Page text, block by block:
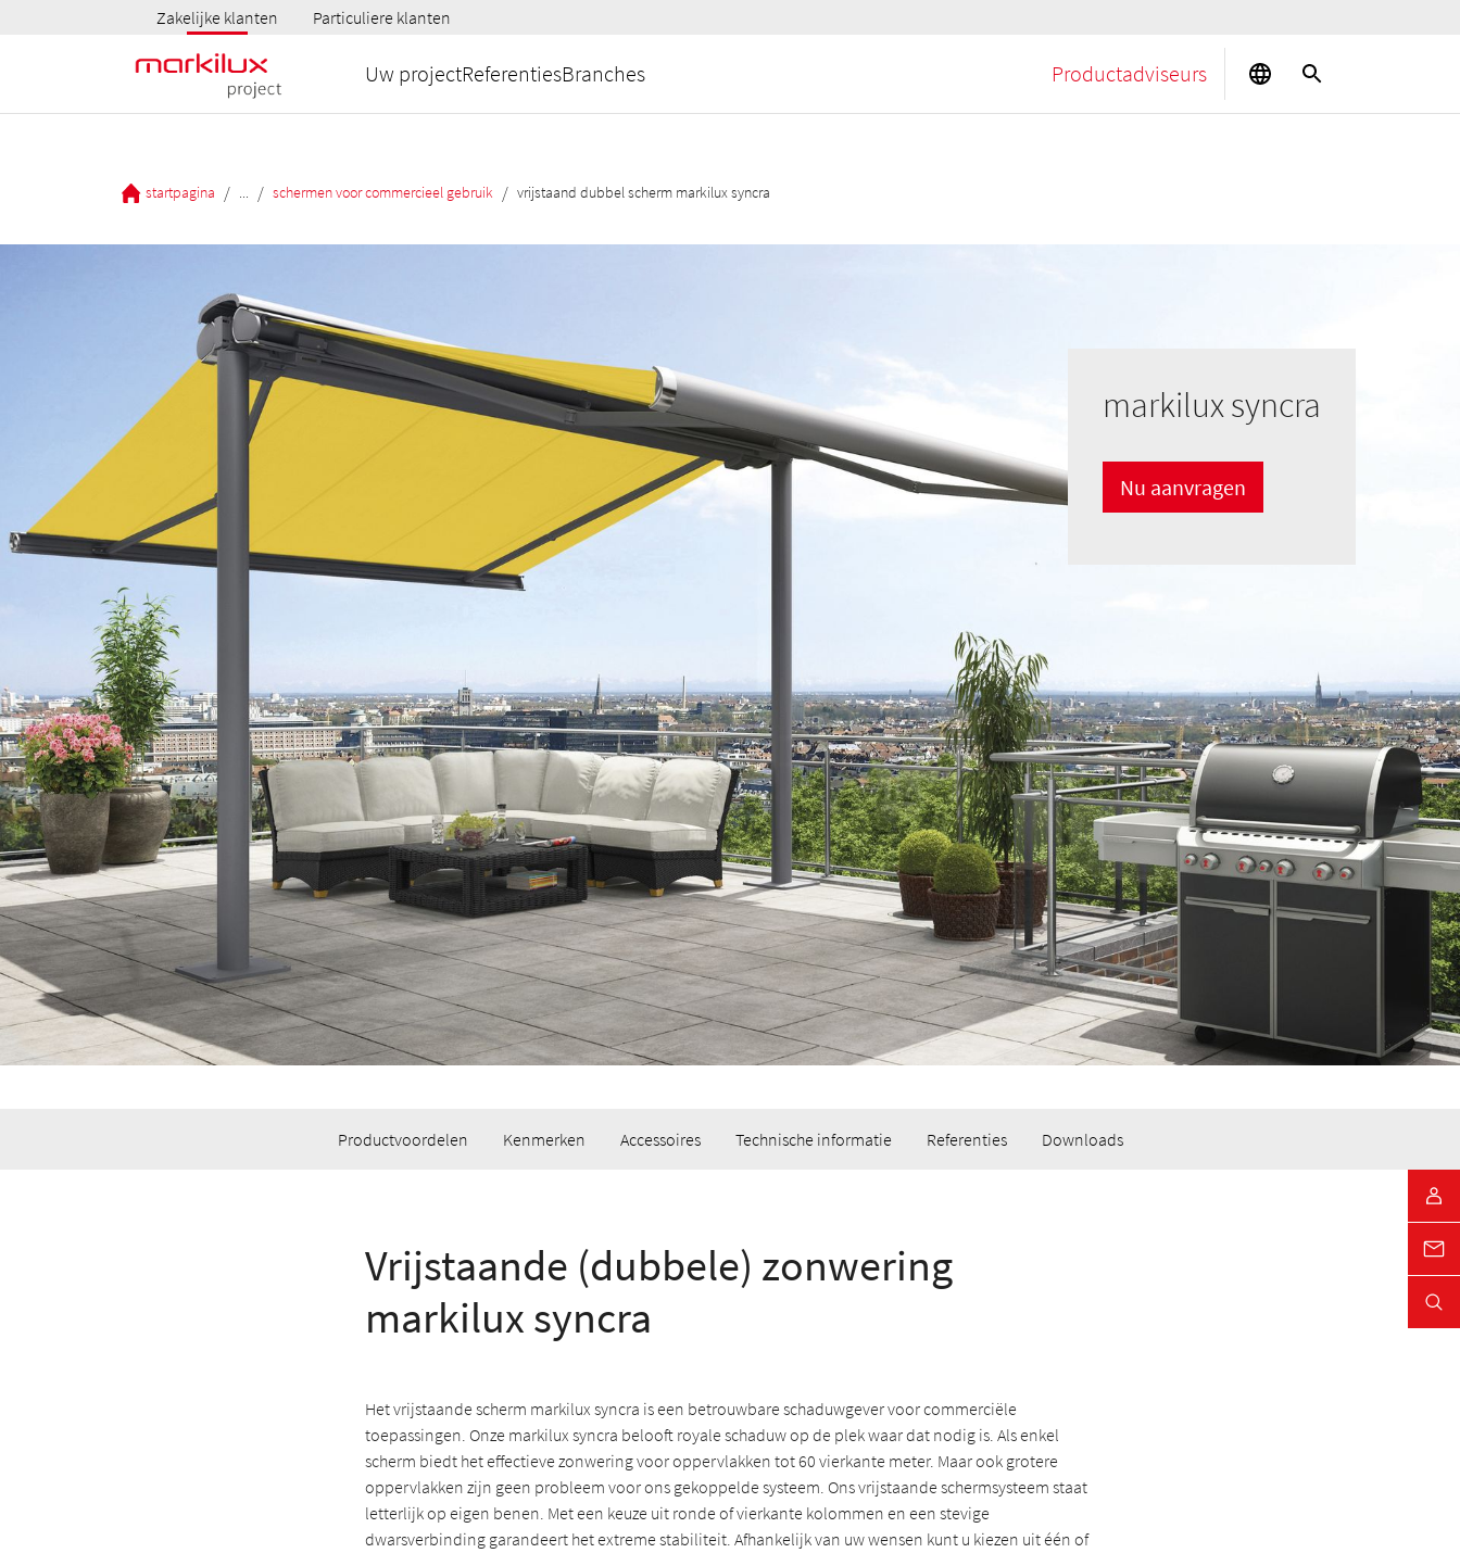
Zakelijke klanten Particuliere klanten
Uw projectReferentiesBranches Productadviseurs
startpagina / / schermen voor commercieel gebruik / vrijstaand dubbel scherm markilux syncra
markilux syncra
Nu aanvragen
Productvoordelen Kenmerken Accessoires Technische informatie Referenties Downloads
Vrijstaande (dubbele) zonwering
markilux syncra
Het vrijstaande scherm markilux syncra is een betrouwbare schaduwgever voor commerciële
toepassingen. Onze markilux syncra belooft royale schaduw op de plek waar dat nodig is. Als enkel
scherm biedt het effectieve zonwering voor oppervlakken tot 60 vierkante meter. Maar ook grotere
oppervlakken zijn geen probleem voor ons gekoppelde systeem. Ons vrijstaande schermsysteem staat
letterlijk op eigen benen. Met een keuze uit ronde of vierkante kolommen en een stevige
dwarsverbinding garandeert het extreme stabiliteit. Afhankelijk van uw wensen kunt u kiezen uit één of